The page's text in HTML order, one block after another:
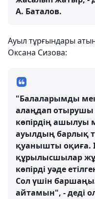
А. Баталов.
Ауыл тұрғындары
Оксана Сизова:
"Балаларымды
алаңдап отырушы
көпірдің ашылуы
ауылдың барлық
қуанышты оқиға.
құрылысшылар
көпірді уәде
Сол үшін
айтамын", - деді